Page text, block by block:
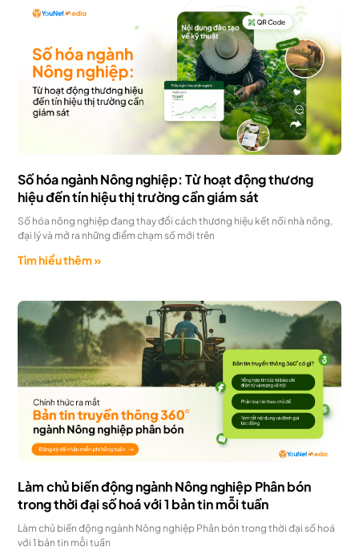
Số hóa ngành Nông nghiệp: Từ hoạt động thương
hiệu đến tín hiệu thị trường cần giám sát
Số hóa nông nghiệp đang thay đổi cách thương hiệu kết nối nhà nông,
đại lý và mở ra những điểm chạm số mới trên
Tìm hiểu thêm »
Làm chủ biến động ngành Nông nghiệp Phân bón
trong thời đại số hoá với 1 bản tin mỗi tuần
Làm chủ biến động ngành Nông nghiệp Phân bón trong thời đại số hoá
với 1 bản tin mỗi tuần